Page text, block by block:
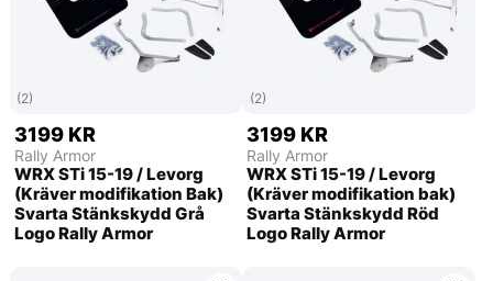
(2)
3199 KR
Rally Armor
WRX STi 15-19 / Levorg
(Kräver modifikation Bak)
Svarta Stänkskydd Grå
Logo Rally Armor
(2)
3199 KR
Rally Armor
WRX STi 15-19 / Levorg
(Kräver modifikation bak)
Svarta Stänkskydd Röd
Logo Rally Armor